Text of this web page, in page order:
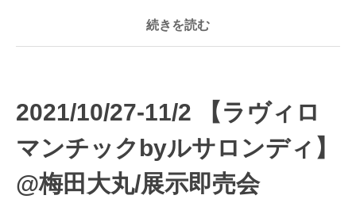
続きを読む
2021/10/27-11/2 【ラヴィロ
マンチックbyルサロンディ】
@梅田大丸/展示即売会